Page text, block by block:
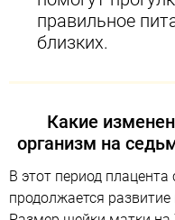
правильное
близких.
Какие
организм на
В этот период плацента
продолжается